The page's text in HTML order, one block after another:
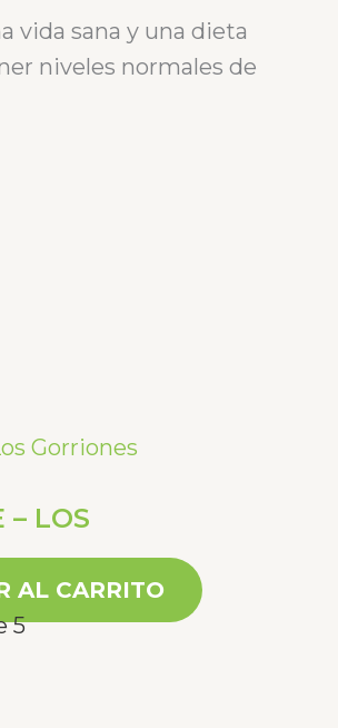
vida sana y una dieta
niveles normales de
– LOS
AL CARRITO
5